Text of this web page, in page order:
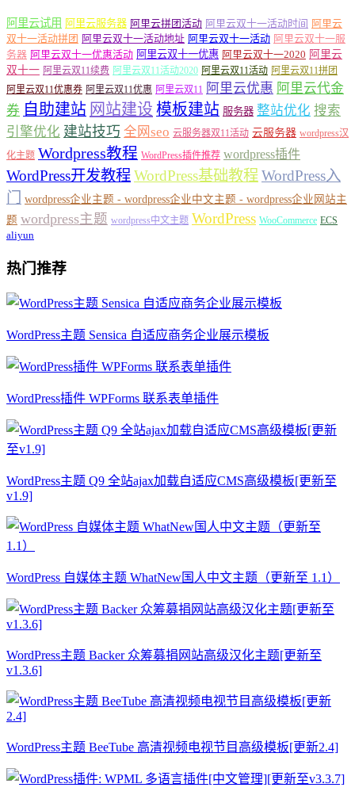
阿里云试用 阿里云服务器 阿里云拼团活动 阿里云双十一活动时间 阿里云
双十一活动拼团 阿里云双十一活动地址 阿里云双十一活动 阿里云双十一服
务器 阿里云双十一优惠活动 阿里云双十一优惠 阿里云双十一2020 阿里云
双十一 阿里云双11续费 阿里云双11活动2020 阿里云双11活动 阿里云双11拼团
阿里云双11优惠券 阿里云双11优惠 阿里云双11 阿里云优惠 阿里云代金
券 自助建站 网站建设 模板建站 服务器 整站优化 搜索
引擎优化 建站技巧 全网seo 云服务器双11活动 云服务器 wordpress汉
化主题 Wordpress教程 WordPress插件推荐 wordpress插件
WordPress开发教程WordPress基础教程WordPress入
门 wordpress企业主题 - wordpress企业中文主题 - wordpress企业网站主
题 wordpress主题 wordpress中文主题 WordPress WooCommerce ECS
aliyun
热门推荐
WordPress主题 Sensica 自适应商务企业展示模板
WordPress插件 WPForms 联系表单插件
WordPress主题 Q9 全站ajax加载自适应CMS高级模板[更新至
v1.9]
WordPress 自媒体主题 WhatNew国人中文主题（更新至 1.1）
WordPress主题 Backer 众筹募捐网站高级汉化主题[更新至
v1.3.6]
WordPress主题 BeeTube 高清视频电视节目高级模板[更新2.4]